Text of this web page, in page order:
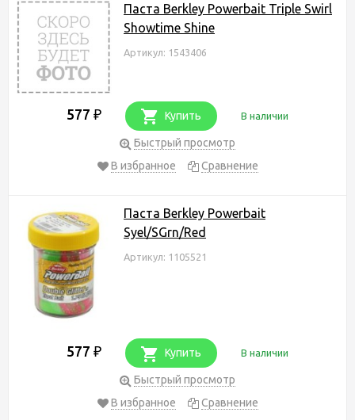
Паста Berkley Powerbait Triple Swirl
Showtime Shine
Артикул: 1543406
577 ₽ Купить В наличии
Быстрый просмотр
В избранное
Сравнение
Паста Berkley Powerbait
Syel/SGrn/Red
Артикул: 1105521
577 ₽ Купить В наличии
Быстрый просмотр
В избранное
Сравнение